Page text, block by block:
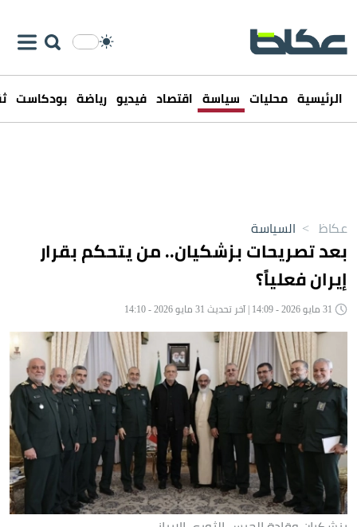
الرئيسية محليات سياسة اقتصاد فيديو رياضة بودكاست
عكاظ > السياسة
بعد تصريحات بزشكيان.. من يتحكم بقرار
إيران فعلياً؟